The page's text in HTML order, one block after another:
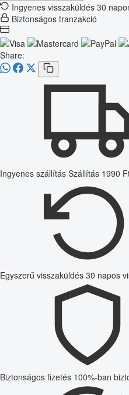
Ingyenes visszaküldés 30
Biztonságos tranzakció
Share:
Ingyenes szállítás Szállítás 1990
Egyszerű visszaküldés 30 napos
Biztonságos fizetés 100%-ban